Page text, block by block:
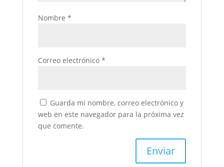
Nombre *
Correo electrónico *
Guarda mi nombre, correo electrónico y
web en este navegador para la próxima vez
que comente.